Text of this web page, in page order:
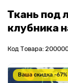
Ткань под
клубника
Код Товара:
Ваша скидка -67%